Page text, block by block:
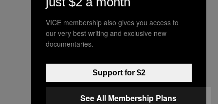
VICE membership also gives you access to
our very best writing and exclusive new
documentaries.
Support for $2
See All Membership Plans